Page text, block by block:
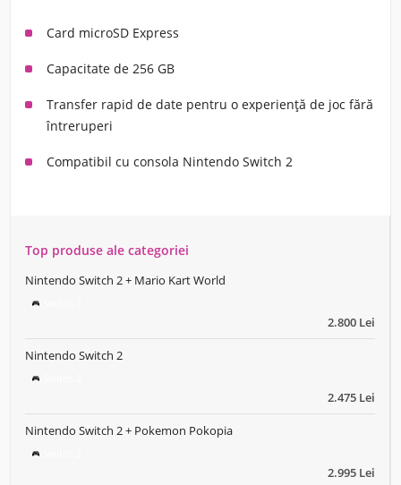
Card microSD Express
Capacitate de 256 GB
Transfer rapid de date pentru o experiență de joc fără
întreruperi
Compatibil cu consola Nintendo Switch 2
Top produse ale categoriei
2.800 Lei
Nintendo Switch 2 + Mario Kart World
2.475 Lei
Nintendo Switch 2
2.995 Lei
Nintendo Switch 2 + Pokemon Pokopia